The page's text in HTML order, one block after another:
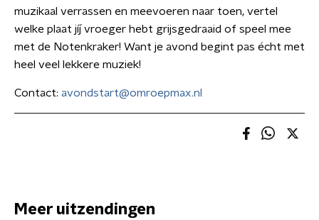
muzikaal verrassen en meevoeren naar toen, vertel
welke plaat jíj vroeger hebt grijsgedraaid of speel mee
met de Notenkraker! Want je avond begint pas écht met
heel veel lekkere muziek!
Contact: avondstart@omroepmax.nl
Meer uitzendingen